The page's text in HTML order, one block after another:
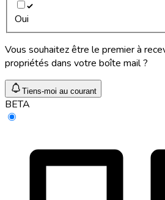
Oui
Vous souhaitez être le premier à
propriétés dans votre boîte mail ?
Tiens-moi au courant
BETA